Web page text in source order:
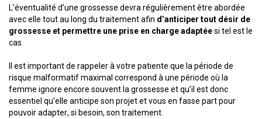
L’éventualité d’une grossesse devra régulièrement être abordée
avec elle tout au long du traitement afin d’anticiper tout désir de
grossesse et permettre une prise en charge adaptéesi tel est le
cas.
Il est important de rappeler à votre patiente que la période de
risque malformatif maximal correspond à une période où la
femme ignore encore souvent la grossesse et qu’il est donc
essentiel qu’elle anticipe son projet et vous en fasse part pour
pouvoir adapter, si besoin, son traitement.